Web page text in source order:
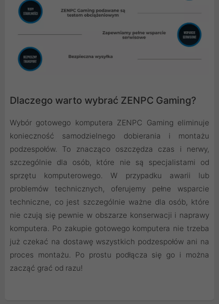
Dlaczego warto wybrać ZENPC Gaming?
Wybór gotowego komputera ZENPC Gaming eliminuje
konieczność samodzielnego dobierania i montażu
podzespołów. To znacząco oszczędza czas i nerwy,
szczególnie dla osób, które nie są specjalistami od
sprzętu komputerowego. W przypadku awarii lub
problemów technicznych, oferujemy pełne wsparcie
techniczne, co jest szczególnie ważne dla osób, które
nie czują się pewnie w obszarze konserwacji i naprawy
komputera. Po zakupie gotowego komputera nie trzeba
już czekać na dostawę wszystkich podzespołów ani na
proces montażu. Po prostu podłącza się go i można
zacząć grać od razu!